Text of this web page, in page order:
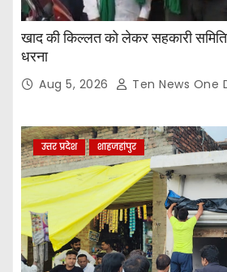
खाद की किल्लत को लेकर सहकारी
धरना
Aug 5, 2026 Ten News One
उत्तर प्रदेश शाहजहांपुर